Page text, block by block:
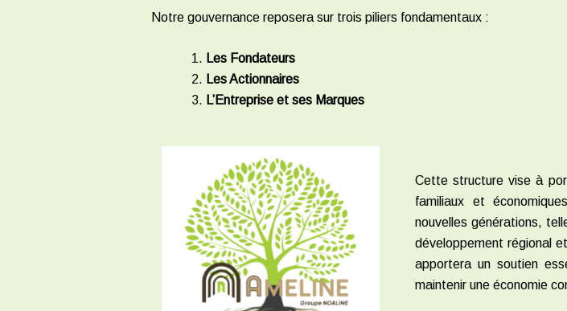
Notre gouvernance reposera sur trois piliers fondamentaux :
Les Fondateurs
Les Actionnaires
L’Entreprise et ses Marques
Cette structure vise à
familiaux et
nouvelles générations,
développement régional
apportera un soutien
maintenir une économie